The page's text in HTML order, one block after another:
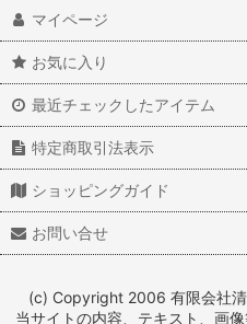
マイページ
お気に入り
最近チェックしたアイテム
特定商取引法表示
ショッピングガイド
お問い合せ
(c) Copyright 2006 有限会社
当サイトの内容、テキスト、画